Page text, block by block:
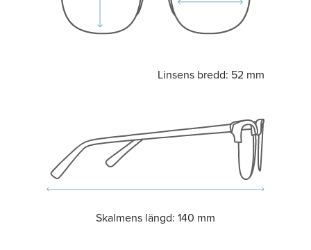
Linsens bredd: 52 mm
Skalmens längd: 140 mm